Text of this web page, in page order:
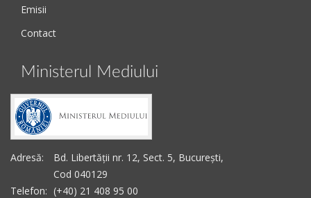
Emisii
Contact
Ministerul Mediului
Adresă:
Bd. Libertății nr. 12, Sect. 5, București,
Cod 040129
Telefon: (+40) 21 408 95 00